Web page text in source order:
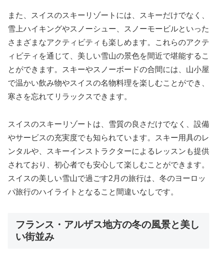
また、スイスのスキーリゾートには、スキーだけでなく、
雪上ハイキングやスノーシュー、スノーモービルといった
さまざまなアクティビティも楽しめます。これらのアクテ
ィビティを通じて、美しい雪山の景色を間近で堪能するこ
とができます。スキーやスノーボードの合間には、山小屋
で温かい飲み物やスイスの名物料理を楽しむことができ、
寒さを忘れてリラックスできます。
スイスのスキーリゾートは、雪質の良さだけでなく、設備
やサービスの充実度でも知られています。スキー用具のレ
ンタルや、スキーインストラクターによるレッスンも提供
されており、初心者でも安心して楽しむことができます。
スイスの美しい雪山で過ごす2月の旅行は、冬のヨーロッ
パ旅行のハイライトとなること間違いなしです。
フランス・アルザス地方の冬の風景と美し
い街並み